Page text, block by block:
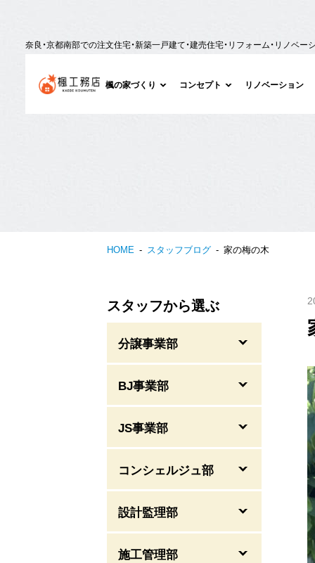
奈良・京都南部での注文住宅・新築一戸建て・建売住宅・リフォーム・リノベ
楓の家づくり コンセプト リノベーション
HOME スタッフブログ 家の梅の木
スタッフから選ぶ
分譲事業部
BJ事業部
JS事業部
コンシェルジュ部
設計監理部
施工管理部